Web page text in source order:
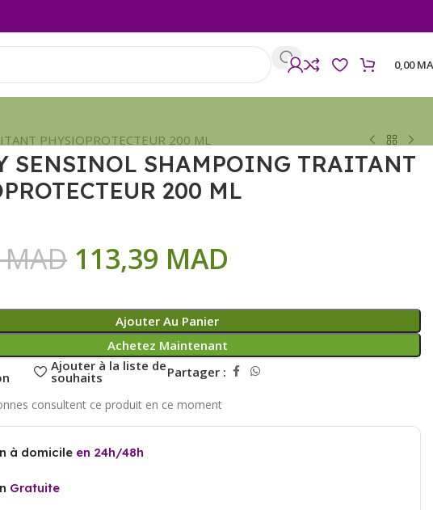
0,00
PHYSIOPROTECTEUR 200 ML
SENSINOL SHAMPOING TRAITANT
200 ML
MAD 113,39 MAD
Ajouter Au Panier
Achetez Maintenant
Ajouter à la liste de
souhaits
Partager :
à domicile en 24h/48h
Gratuite